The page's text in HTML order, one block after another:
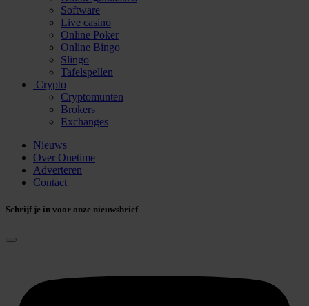
Software
Live casino
Online Poker
Online Bingo
Slingo
Tafelspellen
Crypto
Cryptomunten
Brokers
Exchanges
Nieuws
Over Onetime
Adverteren
Contact
Schrijf je in voor onze nieuwsbrief